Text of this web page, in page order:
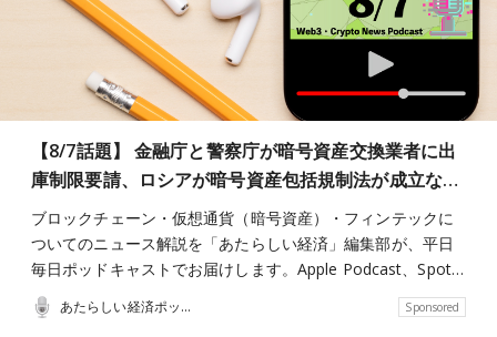
【8/7話題】 金融庁と警察庁が暗号資産交換業者に出
庫制限要請、ロシアが暗号資産包括規制法が成立な…
ブロックチェーン・仮想通貨（暗号資産）・フィンテックに
ついてのニュース解説を「あたらしい経済」編集部が、平日
毎日ポッドキャストでお届けします。Apple Podcast、Spot…
あたらしい経済ポッドキャスト Sponsored